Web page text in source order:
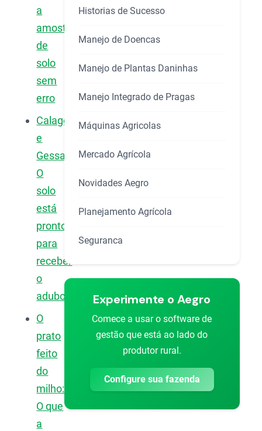
a
amostragem
de
solo
sem
erro
Calagem
e
Gessagem:
O
solo
está
pronto
para
receber
o
adubo?
O
prato
feito
do
milho:
O que
a
Historias de Sucesso
Manejo de Doencas
Manejo de Plantas Daninhas
Manejo Integrado de Pragas
Máquinas Agricolas
Mercado Agrícola
Novidades Aegro
Planejamento Agrícola
Seguranca
Experimente o Aegro
Comece a usar o software de
gestão que está ao lado do
produtor rural.
Configure sua fazenda